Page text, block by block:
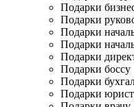
Подарки
Подарки
Подарки
Подарки
Подарки
Подарки боссу
Подарки
Подарки